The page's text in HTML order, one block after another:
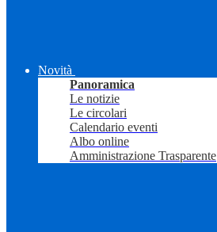
Novità
Panoramica
Le notizie
Le circolari
Calendario eventi
Albo online
Amministrazione Trasparente